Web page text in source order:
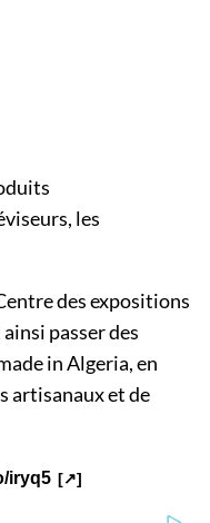
les
des expositions
passer des
in Algeria, en
artisanaux et de
iryq5